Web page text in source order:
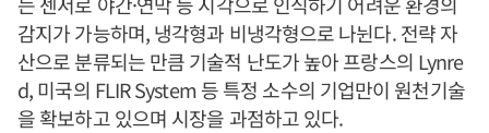
감지가 가능하며, 냉각형과 비냉각형으로 나뉜다. 전략 자
산으로 분류되는 만큼 기술적 난도가 높아 프랑스의 Lynre
d, 미국의 FLIR System 등 특정 소수의 기업만이 원천기술
을 확보하고 있으며 시장을 과점하고 있다.